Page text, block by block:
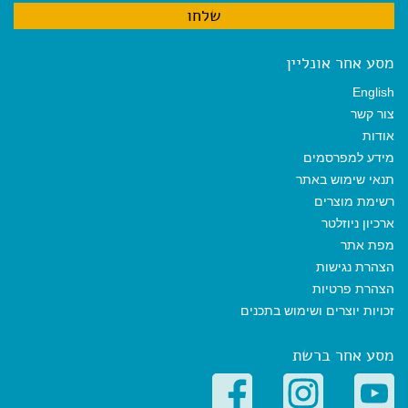
מסע אחר אונליין
English
צור קשר
אודות
מידע למפרסמים
תנאי שימוש באתר
רשימת מוצרים
ארכיון ניוזלטר
מפת אתר
הצהרת נגישות
הצהרת פרטיות
זכויות יוצרים ושימוש בתכנים
מסע אחר ברשת